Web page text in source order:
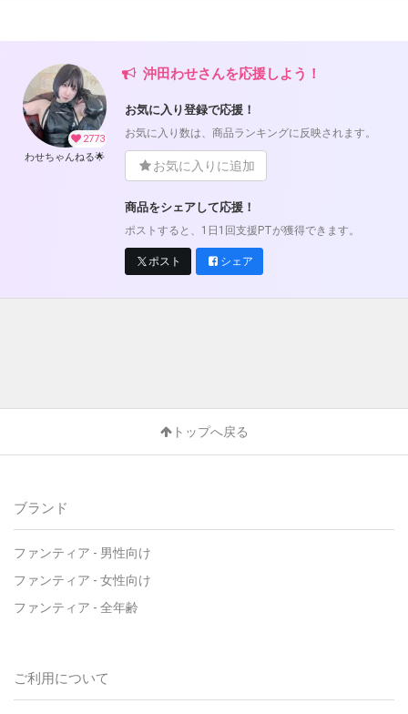
2773
わせちゃんねる🌟
沖田わせさんを応援しよう！
お気に入り登録で応援！
お気に入り数は、商品ランキングに反映されます。
お気に入りに追加
商品をシェアして応援！
ポストすると、1日1回支援PTが獲得できます。
ポスト シェア
トップへ戻る
ブランド
ファンティア - 男性向け
ファンティア - 女性向け
ファンティア - 全年齢
ご利用について